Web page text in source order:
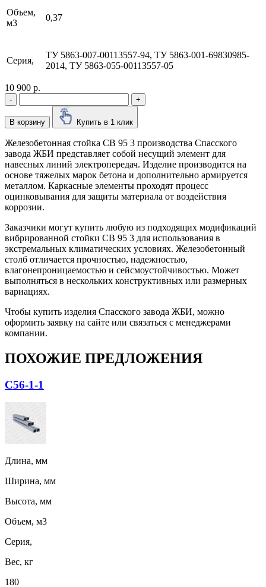
Объем,
м3
0,37
Серия,
ТУ 5863-007-00113557-94, ТУ 5863-001-69830985-
2014, ТУ 5863-055-00113557-05
10 900 р.
- +
В корзину Купить в 1 клик
Железобетонная стойка СВ 95 3 производства Cпасского
завода ЖБИ представляет собой несущий элемент для
навесных линий электропередач. Изделие производится на
основе тяжелых марок бетона и дополнительно армируется
металлом. Каркасные элементы проходят процесс
оцинковывания для защиты материала от воздействия
коррозии.
Заказчики могут купить любую из подходящих модификаций
вибрированной стойки СВ 95 3 для использования в
экстремальных климатических условиях. Железобетонный
столб отличается прочностью, надежностью,
влагонепроницаемостью и сейсмоустойчивостью. Может
выполняться в нескольких конструктивных или размерных
вариациях.
Чтобы купить изделия Cпасского завода ЖБИ, можно
оформить заявку на сайте или связаться с менеджерами
компании.
ПОХОЖИЕ ПРЕДЛОЖЕНИЯ
С56-1-1
Длина, мм
Ширина, мм
Высота, мм
Объем, м3
Серия,
Вес, кг
180